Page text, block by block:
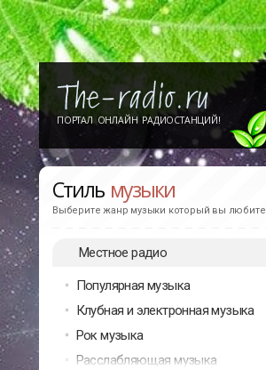
ПОРТАЛ ОНЛАЙН РАДИОСТАНЦИЙ!
Стиль музыки
Выберите жанр музыки который вы любите
Местное радио
Популярная музыка
Клубная и электронная музыка
Рок музыка
Расслабляющая музыка